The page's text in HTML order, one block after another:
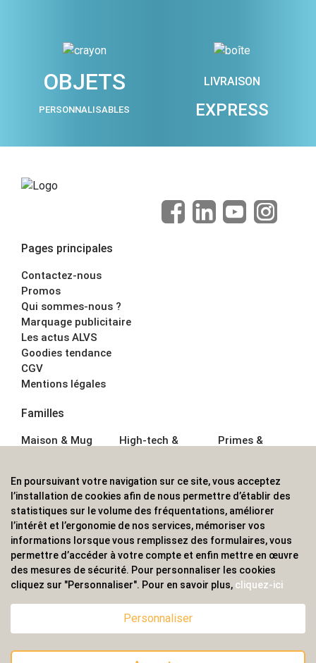
OBJETS
PERSONNALISABLES
LIVRAISON
EXPRESS
Pages principales
Contactez-nous
Promos
Qui sommes-nous ?
Marquage publicitaire
Les actus ALVS
Goodies tendance
CGV
Mentions légales
Familles
Maison & Mug
Écriture
Bagagerie sacs
High-tech &
Sport &
Outdoor
Enfant
Primes &
Boisson
Textile &
Casquette
Accessoires de
ALVS, fournisseur d'objets publicitaires, pour les
professionnels. Une implantation nationale, une
couverture internationale.
En poursuivant votre navigation sur ce site, vous acceptez
l’installation de cookies afin de nous permettre d’établir des
statistiques sur le volume des fréquentations, améliorer
l’intérêt et l’ergonomie de nos services, mémoriser vos
informations lorsque vous remplissez des formulaires, vous
permettre d’accéder à votre compte et enfin mettre en œuvre
des mesures de sécurité. Pour personnaliser les cookies
cliquez sur "Personnaliser". Pour en savoir plus, cliquez-ici
Personnaliser